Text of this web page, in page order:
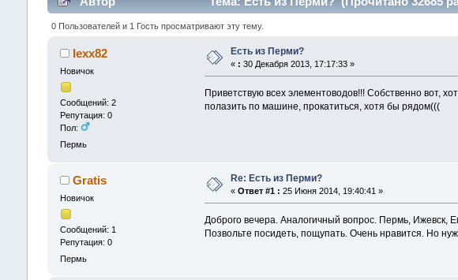
0 Пользователей и 1 Гость просматривают эту тему.
lexx82
Новичок
Сообщений: 2
Репутация: 0
Пол:
Пермь
Есть из Перми?
« : 30 Декабря 2013, 17:17:33 »
Приветствую всех элементоводов!!! Собственно вот,
полазить по машине, прокатиться, хотя бы рядом(((
Gratis
Новичок
Сообщений: 1
Репутация: 0
Пермь
Re: Есть из Перми?
« Ответ #1 : 25 Июня 2014, 19:40:41 »
Доброго вечера. Аналогичный вопрос. Пермь, Ижевск,
Позвольте посидеть, пощупать. Очень нравится. Но